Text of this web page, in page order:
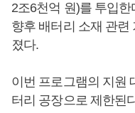
2조6천억 원)를 투입
향후 배터리 소재 관련
졌다.
이번 프로그램의 지원
터리 공장으로 제한된